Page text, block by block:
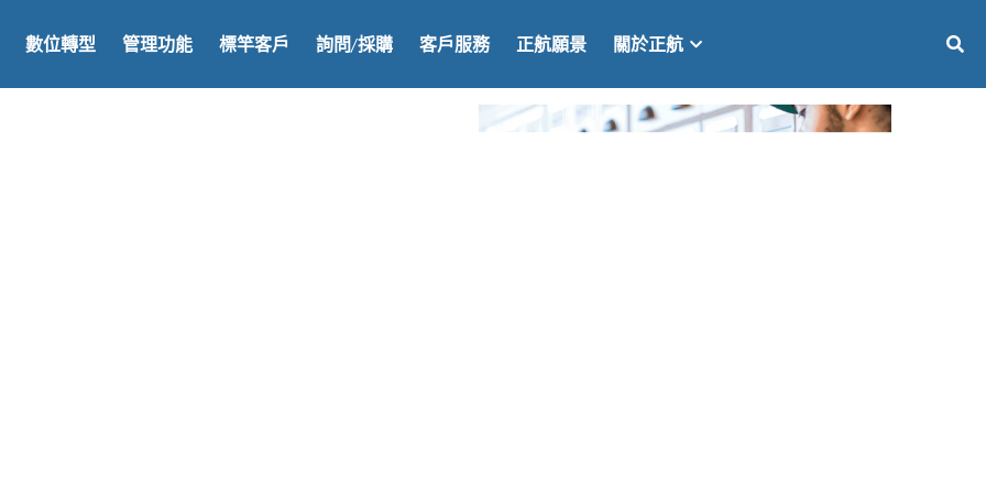
數位轉型 管理功能 標竿客戶 詢問/採購 客戶服務 正航願景 關於正航